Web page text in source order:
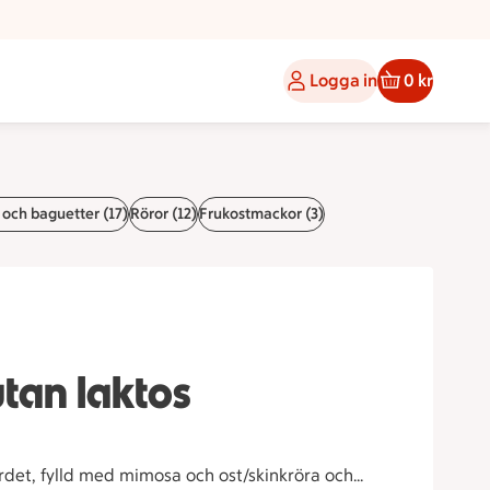
Logga in 0 kr
baguetter (17)Röror (12)Frukostmackor (3)
laktos
fylld med mimosa och ost/skinkröra och